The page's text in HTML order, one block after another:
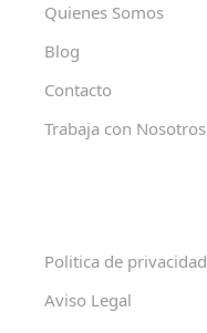
Quienes Somos
Blog
Contacto
Trabaja con Nosotros
Politica de privacidad
Aviso Legal